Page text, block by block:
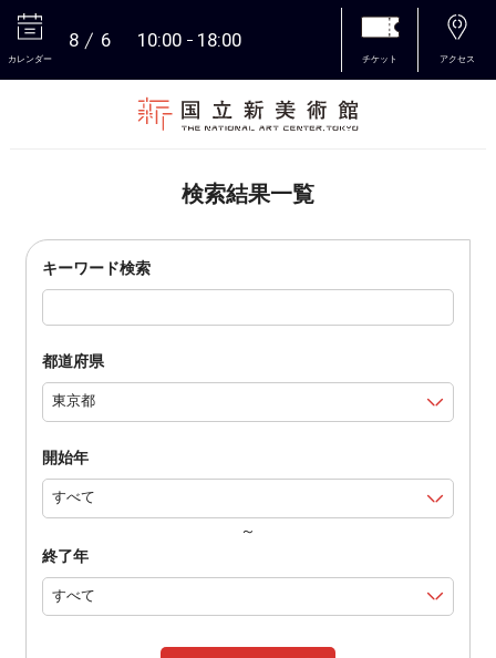
カレンダー
8 6 10:00 18:00
チケット アクセス
検索結果一覧
キーワード検索
都道府県
開始年
～
終了年